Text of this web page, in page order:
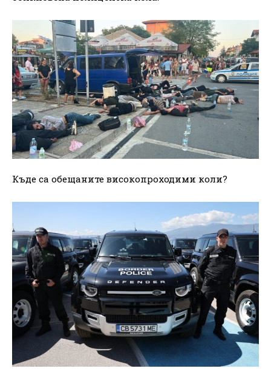
Къде са обещаните високопроходими коли?